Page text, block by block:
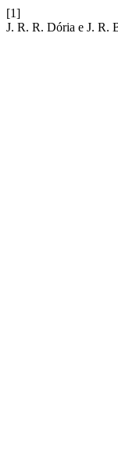
[1]
J. R. R. Dória e J. R.